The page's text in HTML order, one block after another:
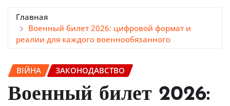
Главная
Военный билет 2026: цифровой формат и
реалии для каждого военнообязанного
ВІЙНА ЗАКОНОДАВСТВО
Военный билет 2026: